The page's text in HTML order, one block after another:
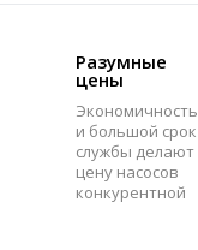
Разумные
цены
Экономичность
и большой срок
службы делают
цену насосов
конкурентной